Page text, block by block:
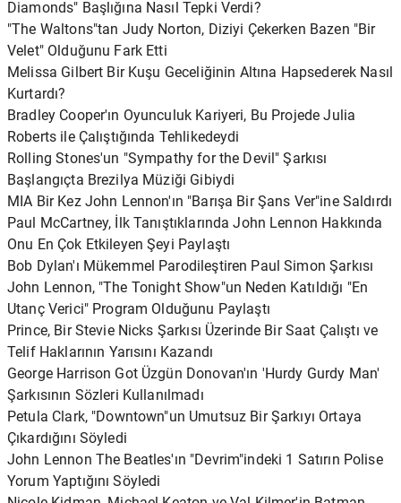
Diamonds" Başlığına Nasıl Tepki Verdi?
"The Waltons"tan Judy Norton, Diziyi Çekerken Bazen "Bir
Velet" Olduğunu Fark Etti
Melissa Gilbert Bir Kuşu Geceliğinin Altına Hapsederek Nasıl
Kurtardı?
Bradley Cooper'ın Oyunculuk Kariyeri, Bu Projede Julia
Roberts ile Çalıştığında Tehlikedeydi
Rolling Stones'un "Sympathy for the Devil" Şarkısı
Başlangıçta Brezilya Müziği Gibiydi
MIA Bir Kez John Lennon'ın "Barışa Bir Şans Ver"ine Saldırdı
Paul McCartney, İlk Tanıştıklarında John Lennon Hakkında
Onu En Çok Etkileyen Şeyi Paylaştı
Bob Dylan'ı Mükemmel Parodileştiren Paul Simon Şarkısı
John Lennon, "The Tonight Show"un Neden Katıldığı "En
Utanç Verici" Program Olduğunu Paylaştı
Prince, Bir Stevie Nicks Şarkısı Üzerinde Bir Saat Çalıştı ve
Telif Haklarının Yarısını Kazandı
George Harrison Got Üzgün ​​Donovan'ın 'Hurdy Gurdy Man'
Şarkısının Sözleri Kullanılmadı
Petula Clark, "Downtown"un Umutsuz Bir Şarkıyı Ortaya
Çıkardığını Söyledi
John Lennon The Beatles'ın "Devrim"indeki 1 Satırın Polise
Yorum Yaptığını Söyledi